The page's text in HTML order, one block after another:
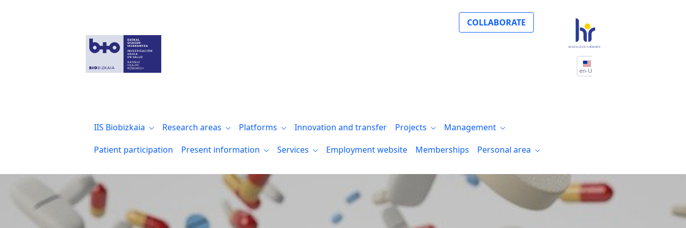
COLLABORATE
en-US
IIS Biobizkaia Research areas Platforms Innovation and transfer Projects
Management
Patient participation
Present information Services Employment website Memberships Personal area